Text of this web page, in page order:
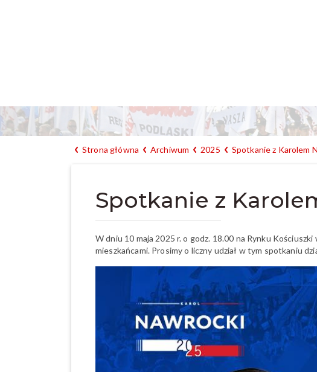
Strona główna Archiwum 2025 Spotkanie z Karolem
Spotkanie z
W dniu 10 maja 2025 r. o godz. 18.00 na Rynku
mieszkańcami. Prosimy o liczny udział w tym spotkaniu